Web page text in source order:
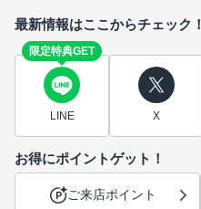
最新情報はここからチェック！
限定特典GET
LINE X
お得にポイントゲット！
ご来店ポイント